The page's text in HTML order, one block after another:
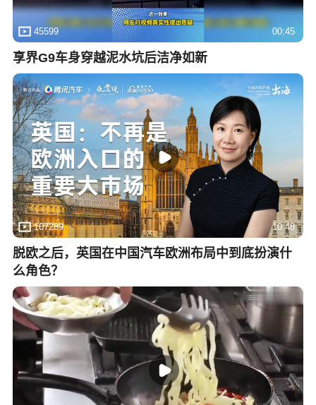
45599 00:45
享界G9车身穿越泥水坑后洁净如新
107289 10:48
脱欧之后，英国在中国汽车欧洲布局中到底扮演什
么角色？